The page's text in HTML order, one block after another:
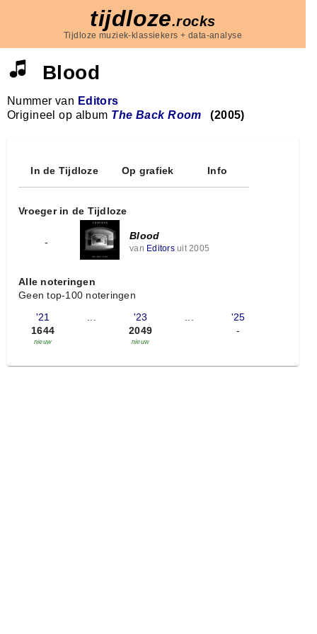
tijdloze.rocks
Tijdloze muziek-klassiekers + data-analyse
Blood
Nummer van Editors
Origineel op album The Back Room (2005)
In de Tijdloze Op grafiek Info
Vroeger in de Tijdloze
-
Blood
van Editorsuit 2005
Alle noteringen
Geen top-100 noteringen
'21
1644
nieuw
...
'23
2049
nieuw
...
'25
-